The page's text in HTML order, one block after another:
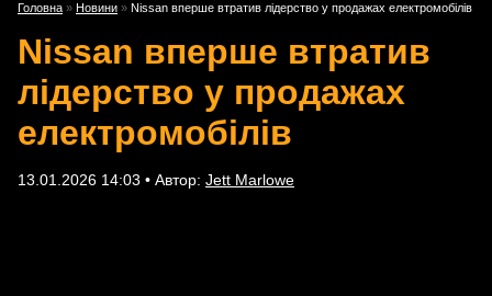
Головна » Новини » Nissan вперше втратив лідерство у продажах електромобілів
Nissan вперше втратив
лідерство у продажах
електромобілів
13.01.2026 14:03 • Автор: Jett Marlowe